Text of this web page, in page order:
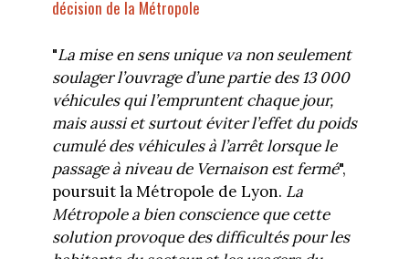
décision de la Métropole
"La mise en sens unique va non seulement
soulager l’ouvrage d’une partie des 13 000
véhicules qui l’empruntent chaque jour,
mais aussi et surtout éviter l’effet du poids
cumulé des véhicules à l’arrêt lorsque le
passage à niveau de Vernaison est fermé",
poursuit la Métropole de Lyon. La
Métropole a bien conscience que cette
solution provoque des difficultés pour les